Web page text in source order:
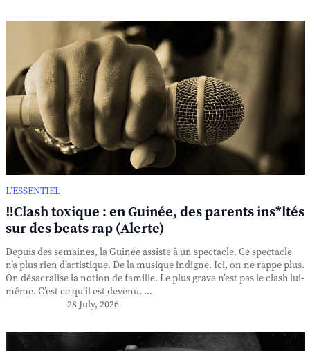
L’ESSENTIEL
‼️Clash toxique : en Guinée, des parents ins*ltés
sur des beats rap (Alerte)
Depuis des semaines, la Guinée assiste à un spectacle. Ce spectacle
n’a plus rien d’artistique. De la musique indigne. Ici, on ne rappe plus.
On désacralise la notion de famille. Le plus grave n’est pas le clash lui-
même. C’est ce qu’il est devenu. ...
28 July, 2026